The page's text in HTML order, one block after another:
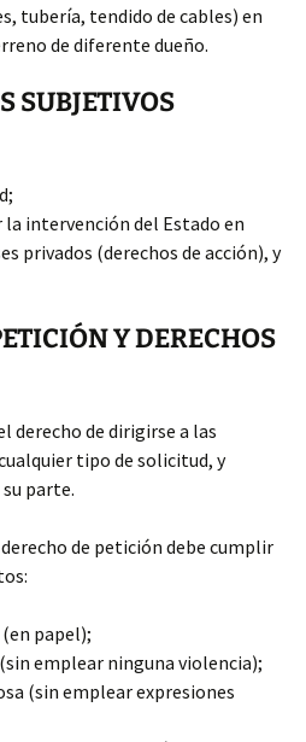
tubería, tendido de cables) en
de diferente dueño.
SUBJETIVOS
la intervención del Estado en
privados (derechos de acción), y
Y DERECHOS
derecho de dirigirse a las
tipo de solicitud, y
parte.
de petición debe cumplir
papel);
emplear ninguna violencia);
(sin emplear expresiones